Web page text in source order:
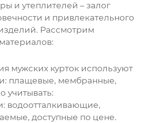
и утеплителей – залог
и привлекательного
Рассмотрим
мужских курток используют
плащевые, мембранные,
учитывать:
водоотталкивающие,
доступные по цене.